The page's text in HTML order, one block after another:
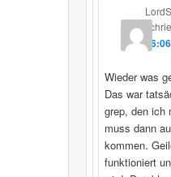
Wieder was
Das war
grep, den ich
muss dann
kommen.
funktioniert